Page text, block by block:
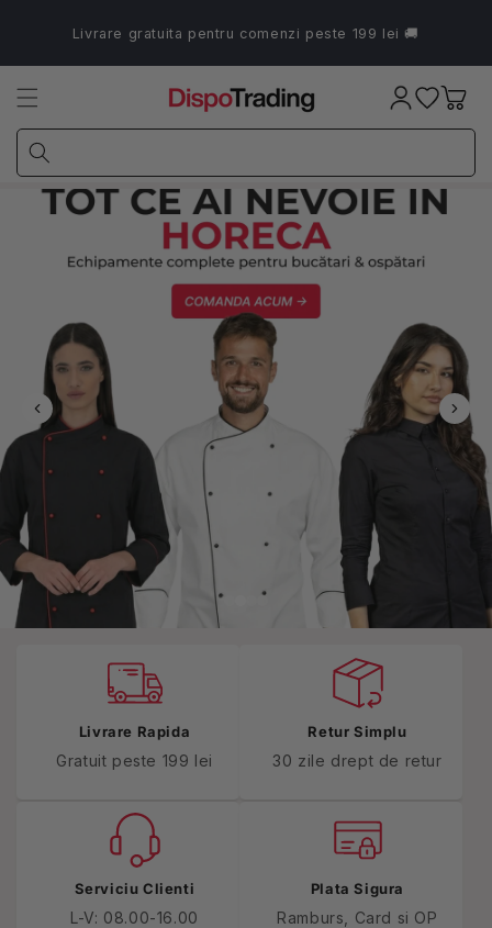
conținutLivrare gratuita pentru comenzi peste 199 lei 🚚
Coș
Livrare Rapida
Gratuit peste 199 lei
Retur Simplu
30 zile drept de retur
Serviciu Clienti
L-V: 08.00-16.00
Plata Sigura
Ramburs, Card si OP